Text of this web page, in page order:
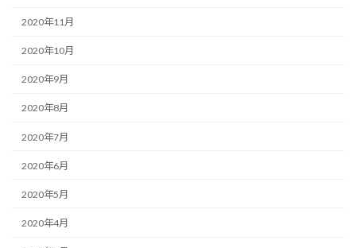
2020年11月
2020年10月
2020年9月
2020年8月
2020年7月
2020年6月
2020年5月
2020年4月